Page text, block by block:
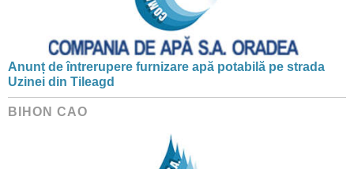
Anunț de întrerupere furnizare apă potabilă pe strada
Uzinei din Tileagd
BIHON CAO